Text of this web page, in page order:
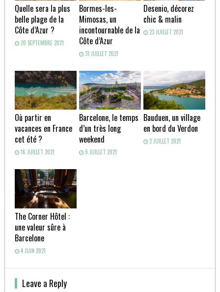
Quelle sera la plus
belle plage de la
Côte d’Azur ?
20 SEPTEMBRE 2021
Bormes-les-
Mimosas, un
incontournable de la
Côte d’Azur
31 JUILLET 2021
Desenio, décorez
chic & malin
23 JUILLET 2021
Où partir en
vacances en France
cet été ?
16 JUILLET 2021
Barcelone, le temps
d’un très long
weekend
9 JUILLET 2021
Bauduen, un village
en bord du Verdon
2 JUILLET 2021
The Corner Hôtel :
une valeur sûre à
Barcelone
4 JUIN 2021
Leave a Reply